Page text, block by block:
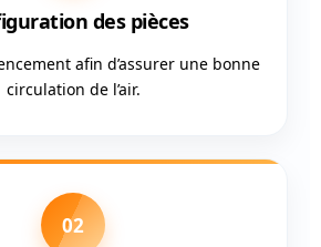
des pièces
afin d’assurer une bonne
circulation de l’air.
02